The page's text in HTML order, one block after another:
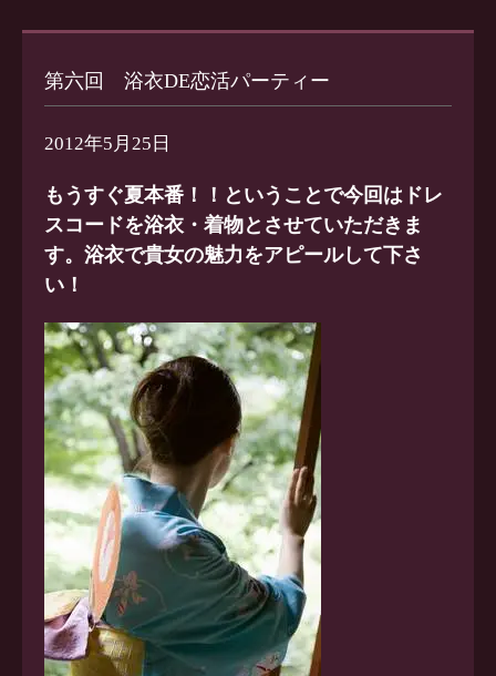
第六回 浴衣DE恋活パーティー
2012年5月25日
もうすぐ夏本番！！ということで今回はドレ
スコードを浴衣・着物とさせていただきま
す。浴衣で貴女の魅力をアピールして下さ
い！